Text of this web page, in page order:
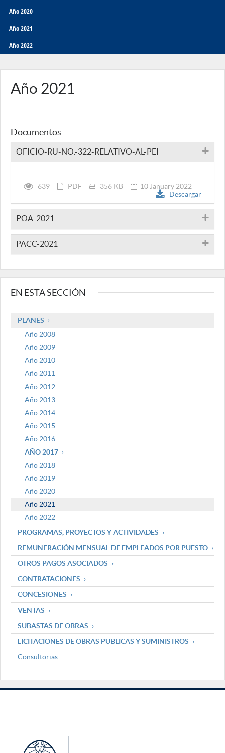
Año 2020
Año 2021
Año 2022
Año 2021
Documentos
OFICIO-RU-NO.-322-RELATIVO-AL-PEI
639 PDF 356 KB
10 January 2022
Descargar
POA-2021
PACC-2021
EN ESTA SECCIÓN
PLANES
Año 2008
Año 2009
Año 2010
Año 2011
Año 2012
Año 2013
Año 2014
Año 2015
Año 2016
AÑO 2017
Año 2018
Año 2019
Año 2020
Año 2021
Año 2022
PROGRAMAS, PROYECTOS Y ACTIVIDADES
REMUNERACIÓN MENSUAL DE EMPLEADOS POR PUESTO
OTROS PAGOS ASOCIADOS
CONTRATACIONES
CONCESIONES
VENTAS
SUBASTAS DE OBRAS
LICITACIONES DE OBRAS PÚBLICAS Y SUMINISTROS
Consultorias